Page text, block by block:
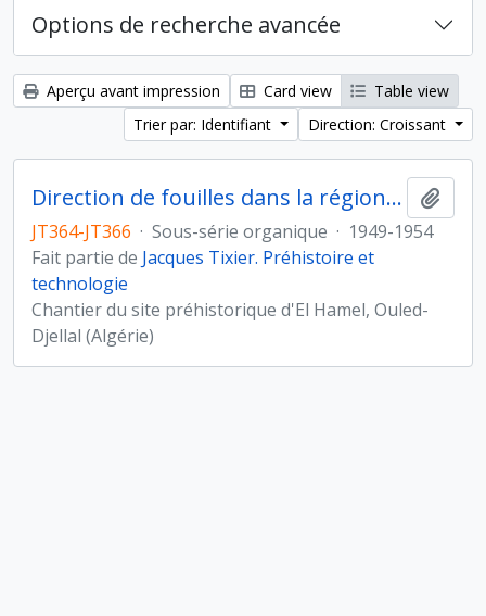
Options de recherche avancée
Aperçu avant impression Card view
Table view
Trier par: Identifiant
Direction: Croissant
Direction de fouilles dans la région d'El Hamel, Ouled-Djellal (Algérie)
JT364-JT366 · Sous-série organique · 1949-1954
Fait partie de Jacques Tixier. Préhistoire et
technologie
Chantier du site préhistorique d'El Hamel, Ouled-
Djellal (Algérie)